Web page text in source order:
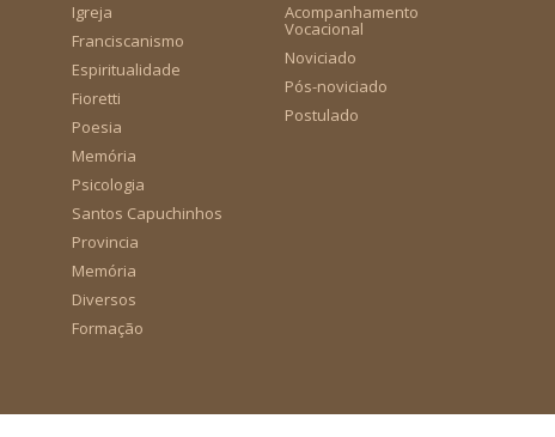
Igreja
Franciscanismo
Espiritualidade
Fioretti
Poesia
Memória
Psicologia
Santos Capuchinhos
Provincia
Memória
Diversos
Formação
Acompanhamento
Vocacional
Noviciado
Pós-noviciado
Postulado